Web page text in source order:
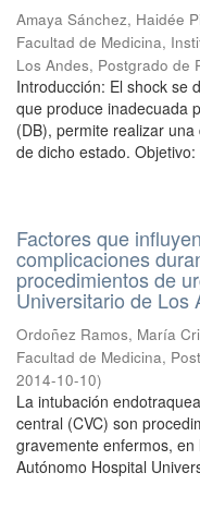
Amaya Sánchez, Haidée
Facultad de Medicina,
Los Andes, Postgrado de
Introducción: El shock se
que produce inadecuada
(DB), permite realizar
de dicho estado. Objetivo:
Factores que
complicaciones
procedimientos de
Universitario de Los
Ordoñez Ramos, María
Facultad de Medicina,
2014-10-10)
La intubación
central (CVC) son
gravemente enfermos,
Autónomo Hospital